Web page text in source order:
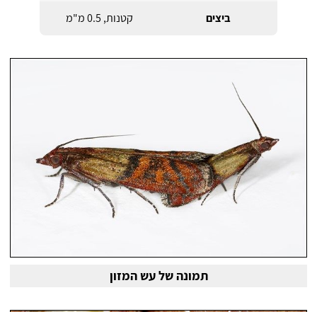
ביצים קטנות, 0.5 מ"מ
תמונה של עש המזון